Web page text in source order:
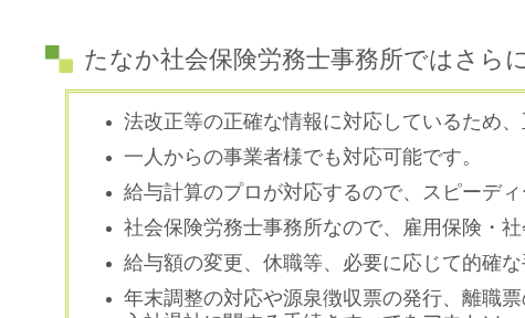
たなか社会保険労務士事務所ではさら
法改正等の正確な情報に対応しているため
一人からの事業者様でも対応可能です。
給与計算のプロが対応するので、スピーデ
社会保険労務士事務所なので、雇用保険・
給与額の変更、休職等、必要に応じて的確
年末調整の対応や源泉徴収票の発行、離職